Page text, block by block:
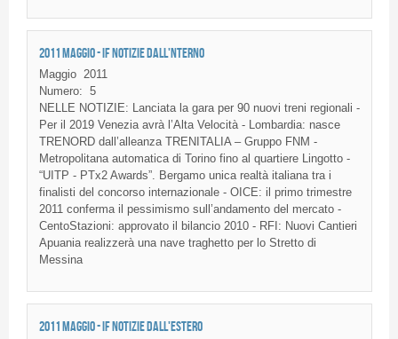
2011 MAGGIO - IF NOTIZIE DALL'NTERNO
Maggio
2011
Numero: 5
NELLE NOTIZIE: Lanciata la gara per 90 nuovi treni regionali -
Per il 2019 Venezia avrà l’Alta Velocità - Lombardia: nasce
TRENORD dall’alleanza TRENITALIA – Gruppo FNM -
Metropolitana automatica di Torino fino al quartiere Lingotto -
“UITP - PTx2 Awards”. Bergamo unica realtà italiana tra i
finalisti del concorso internazionale - OICE: il primo trimestre
2011 conferma il pessimismo sull’andamento del mercato -
CentoStazioni: approvato il bilancio 2010 - RFI: Nuovi Cantieri
Apuania realizzerà una nave traghetto per lo Stretto di
Messina
2011 MAGGIO - IF NOTIZIE DALL'ESTERO